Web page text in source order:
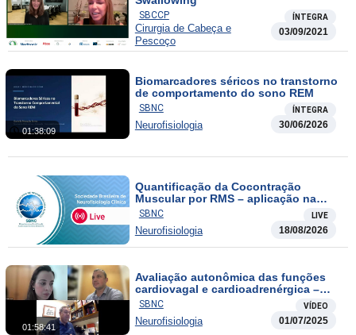
SBCCP ÍNTEGRA
Cirurgia de Cabeça e
Pescoço
03/09/2021
01:38:09
Biomarcadores séricos no transtorno
de comportamento do sono REM
SBNC ÍNTEGRA
Neurofisiologia 30/06/2026
Quantificação da Cocontração
Muscular por RMS – aplicação na
Síndrome da Pessoa Rígida
SBNC LIVE
Neurofisiologia 18/08/2026
01:58:41
Avaliação autonômica das funções
cardiovagal e cardioadrenérgica –
abordagem prática
SBNC VÍDEO
Neurofisiologia 01/07/2025